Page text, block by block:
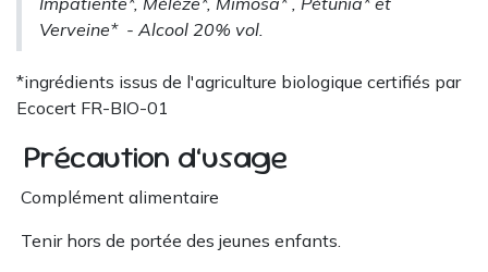
Verveine* - Alcool 20% vol.
*ingrédients issus de l'agriculture biologique certifiés par
Ecocert FR-BIO-01
Précaution d’usage
Complément alimentaire
Tenir hors de portée des jeunes enfants.